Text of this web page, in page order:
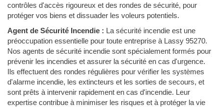
contrôles d'accès rigoureux et des rondes de sécurité, pour
protéger vos biens et dissuader les voleurs potentiels.
Agent de Sécurité Incendie : La sécurité incendie est une
préoccupation essentielle pour toute entreprise à Lassy 95270.
Nos agents de sécurité incendie sont spécialement formés pour
prévenir les incendies et assurer la sécurité en cas d'urgence.
Ils effectuent des rondes régulières pour vérifier les systèmes
d'alarme incendie, les extincteurs et les sorties de secours, et
sont prêts à intervenir rapidement en cas d'incendie. Leur
expertise contribue à minimiser les risques et à protéger la vie